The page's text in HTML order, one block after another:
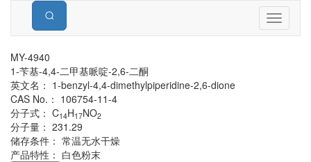
Toggle
MY-4940
1-苄基-4,4-二甲基哌啶-2,6-二酮
英文名： 1-benzyl-4,4-dimethylpiperidine-2,6-dione
CAS No.： 106754-11-4
分子式： C14H17NO2
分子量： 231.29
储存条件： 常温无水干燥
产品特性： 白色粉末